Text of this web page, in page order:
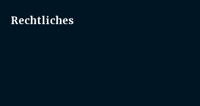
Rechtliches